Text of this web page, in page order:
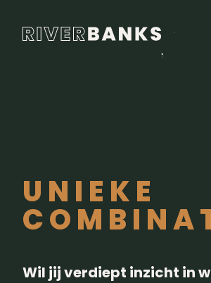
UNIEKE
Wil jij verdiept inzicht in